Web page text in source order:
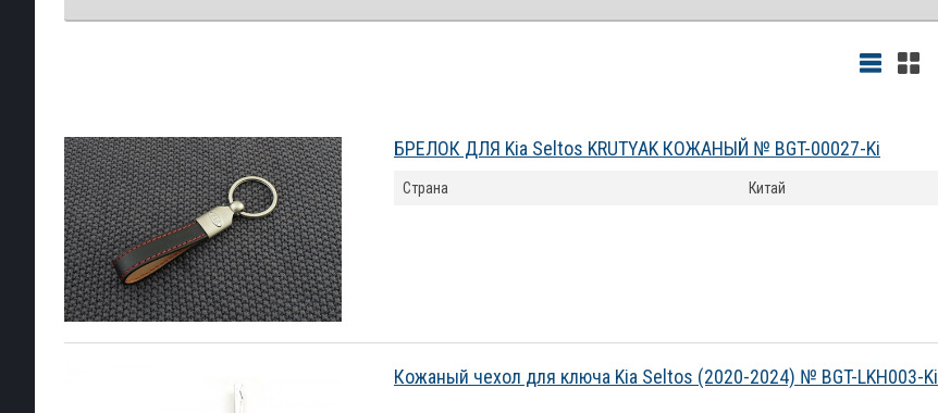
БРЕЛОК ДЛЯ Kia Seltos KRUTYAK КОЖАНЫЙ № BGT-00027-Ki
Страна Китай
Кожаный чехол для ключа Kia Seltos (2020-2024) № BGT-LKH003-Ki